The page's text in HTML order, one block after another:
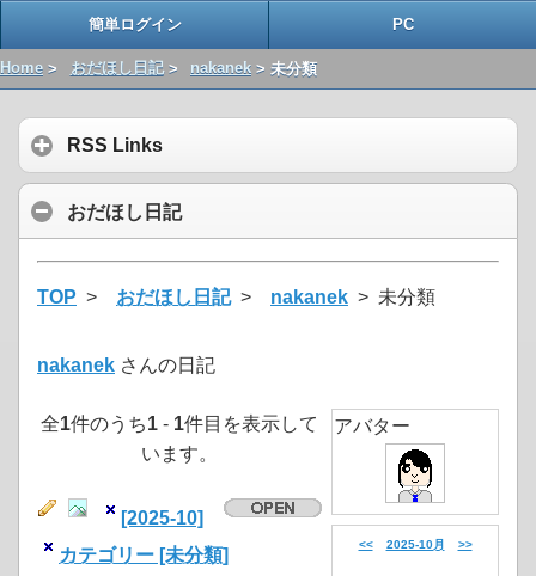
簡単ログイン PC
Home > おだほし日記> nakanek > 未分類
RSS Links
おだほし日記
TOP > おだほし日記> nakanek > 未分類
nakanek さんの日記
全1件のうち1 - 1件目を表示して
います。
[2025-10]
カテゴリー [未分類]
アバター
<< 2025-10月 >>